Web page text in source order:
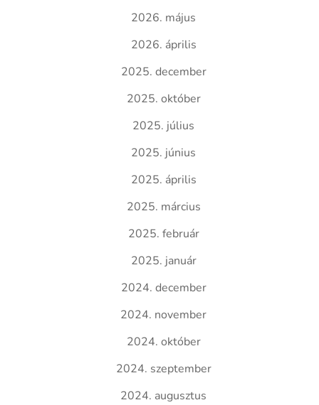
2026. május
2026. április
2025. december
2025. október
2025. július
2025. június
2025. április
2025. március
2025. február
2025. január
2024. december
2024. november
2024. október
2024. szeptember
2024. augusztus